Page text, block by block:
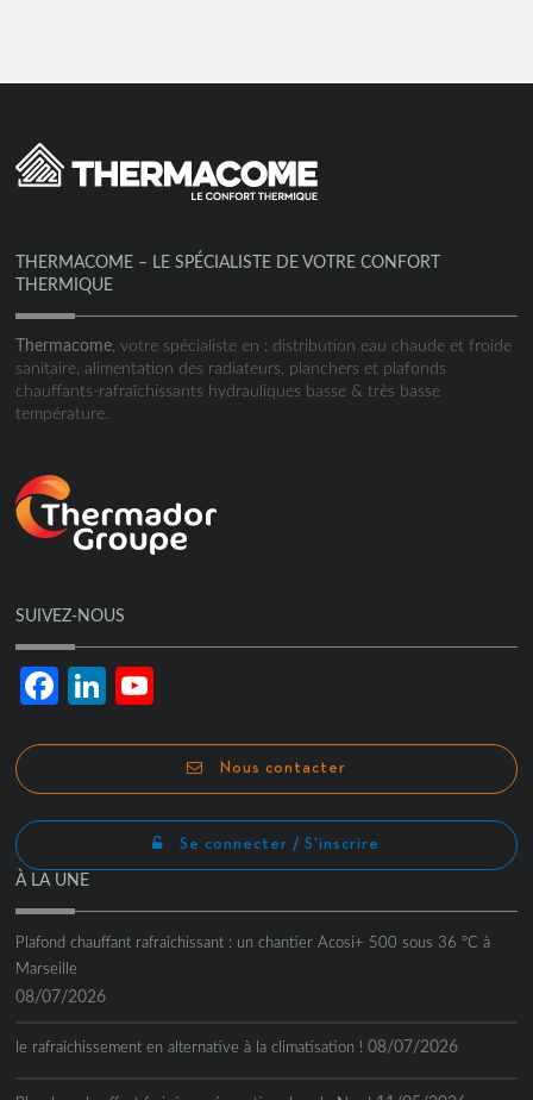
THERMACOME – LE SPÉCIALISTE DE VOTRE CONFORT
THERMIQUE
Thermacome, votre spécialiste en : distribution eau chaude et froide
sanitaire, alimentation des radiateurs, planchers et plafonds
chauffants-rafraîchissants hydrauliques basse & très basse
température.
SUIVEZ-NOUS
FacebookLinkedIn
Nous contacter
Se connecter / S'inscrire
À LA UNE
Plafond chauffant rafraîchissant : un chantier Acosi+ 500 sous 36 °C à
Marseille
08/07/2026
le rafraîchissement en alternative à la climatisation ! 08/07/2026